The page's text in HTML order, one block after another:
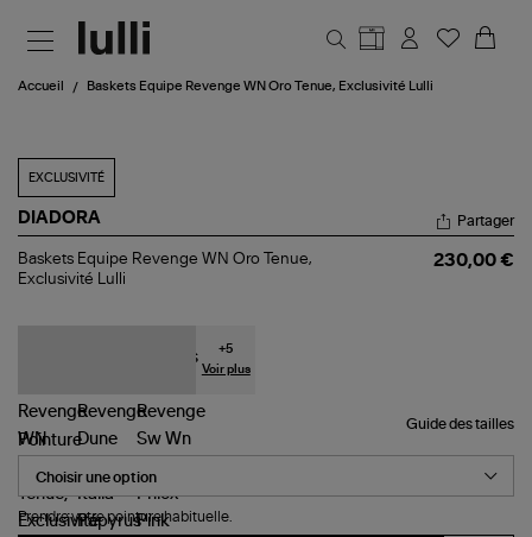
Accueil Baskets Equipe Revenge WN Oro Tenue, Exclusivité Lulli
EXCLUSIVITÉ
DIADORA
Baskets
Equipe
Partager
Baskets Equipe Revenge WN Oro Tenue,
Exclusivité Lulli
230,00 €
+5
Voir plus
Guide des tailles
Pointure
Prendre votre pointure habituelle.